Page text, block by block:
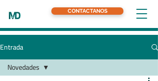
CONTACTANOS
Entrada
Novedades